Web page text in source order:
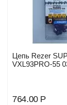
Цепь Rezer
VXL93PRO-55 03 025
764.00 Р